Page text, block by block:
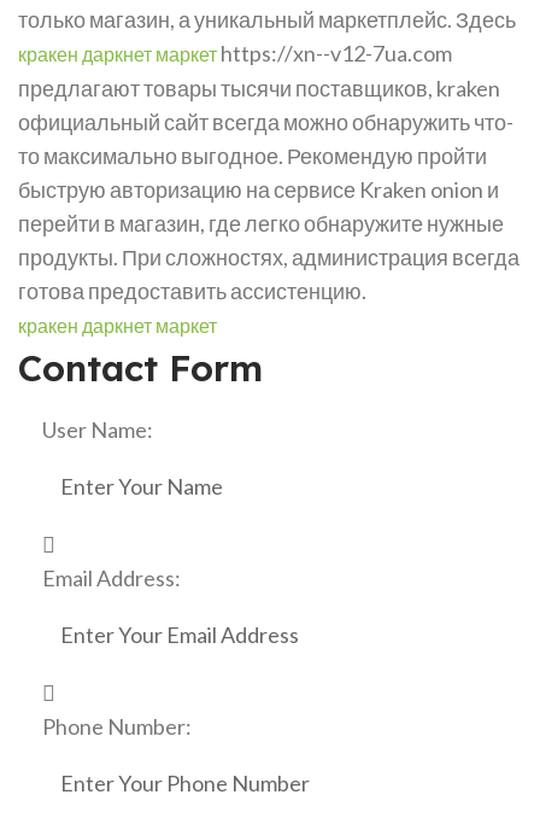
только магазин, а уникальный маркетплейс. Здесь
кракен даркнет маркет https://xn--v12-7ua.com
предлагают товары тысячи поставщиков, kraken
официальный сайт всегда можно обнаружить что-
то максимально выгодное. Рекомендую пройти
быструю авторизацию на сервисе Kraken onion и
перейти в магазин, где легко обнаружите нужные
продукты. При сложностях, администрация всегда
готова предоставить ассистенцию.
кракен даркнет маркет
Contact Form
User Name:
Email Address:
Phone Number: